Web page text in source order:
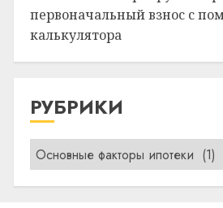
первоначальный взнос с
калькулятора
РУБРИКИ
Рубрики